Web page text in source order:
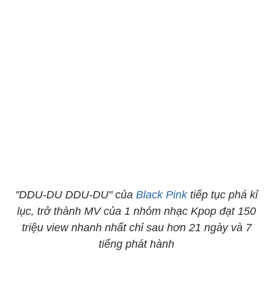
"DDU-DU DDU-DU" của Black Pinktiếp tục phá kỉ
lục, trở thành MV của 1 nhóm nhạc Kpop đạt 150
triệu view nhanh nhất chỉ sau hơn 21 ngày và 7
tiếng phát hành